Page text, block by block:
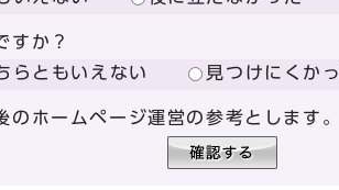
すか？
らともいえない 見つけにくか
ホームページ運営の参考とします。